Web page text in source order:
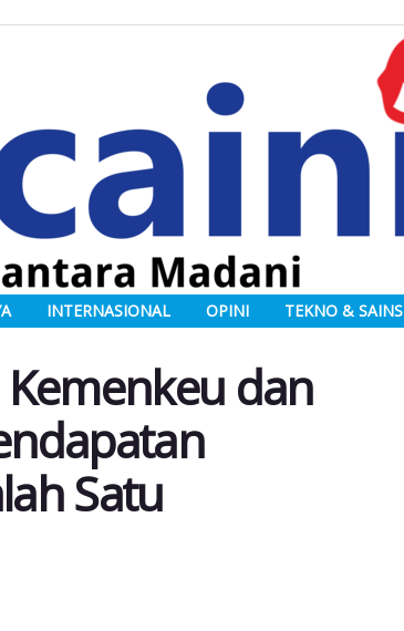
INTERNASIONAL OPINI TEKNO & SAINS
dan
Satu